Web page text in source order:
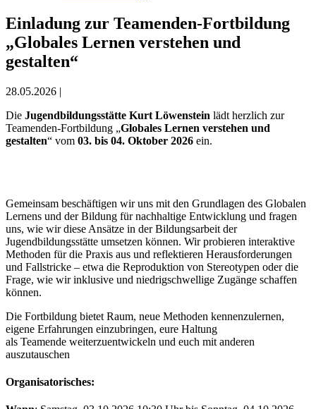
Einladung zur Teamenden-Fortbildung
„Globales Lernen verstehen und
gestalten“
28.05.2026 |
Die Jugendbildungsstätte Kurt Löwenstein lädt herzlich zur
Teamenden-Fortbildung „Globales Lernen verstehen und
gestalten“ vom 03. bis 04. Oktober 2026 ein.
Gemeinsam beschäftigen wir uns mit den Grundlagen des Globalen
Lernens und der Bildung für nachhaltige Entwicklung und fragen
uns, wie wir diese Ansätze in der Bildungsarbeit der
Jugendbildungsstätte umsetzen können. Wir probieren interaktive
Methoden für die Praxis aus und reflektieren Herausforderungen
und Fallstricke – etwa die Reproduktion von Stereotypen oder die
Frage, wie wir inklusive und niedrigschwellige Zugänge schaffen
können.
Die Fortbildung bietet Raum, neue Methoden kennenzulernen,
eigene Erfahrungen einzubringen, eure Haltung
als Teamende weiterzuentwickeln und euch mit anderen
auszutauschen
Organisatorisches: